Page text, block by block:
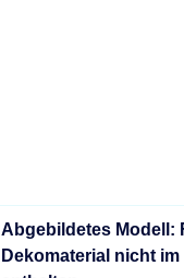
Abgebildetes Modell:
Dekomaterial nicht